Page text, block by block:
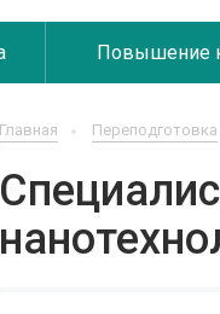
Повышение
Главная Переподготовка